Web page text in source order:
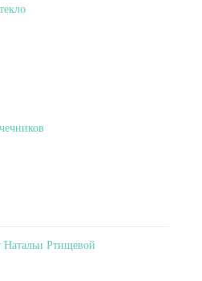
Натальи Ртищевой